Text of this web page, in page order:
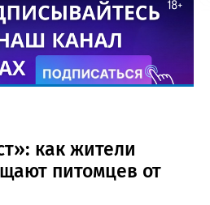
как жители
питомцев от